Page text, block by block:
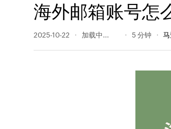
海外邮箱账号怎
2025-10-22 1305 阅读量 5 分钟